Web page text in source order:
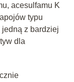
acesulfamu K
typu
z bardziej
dla